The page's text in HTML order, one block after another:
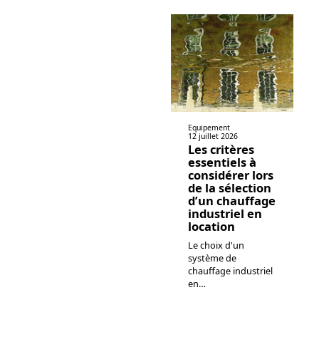
Equipement
12 juillet 2026
Les critères
essentiels à
considérer lors
de la sélection
d’un chauffage
industriel en
location
Le choix d'un
système de
chauffage industriel
en…